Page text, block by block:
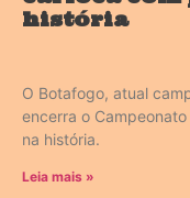
história
O Botafogo, atual
encerra o
na história.
Leia mais »